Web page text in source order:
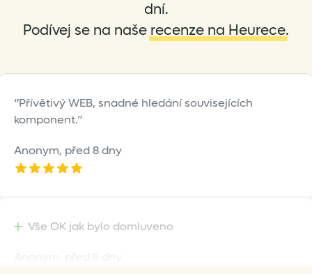
dní.
Podívej se na naše recenze na Heurece.
Přívětivý WEB, snadné hledání souvisejících
komponent.
Anonym, před 8 dny
Vše OK jak bylo domluveno